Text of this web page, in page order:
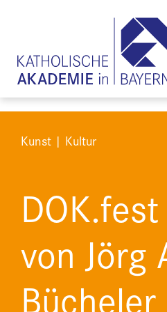
Kunst | Kultur
von Jörg
Bücheler